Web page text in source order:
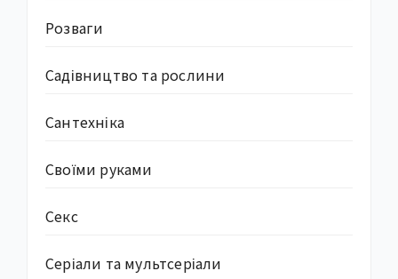
Розваги
Садівництво та рослини
Сантехніка
Своїми руками
Секс
Серіали та мультсеріали